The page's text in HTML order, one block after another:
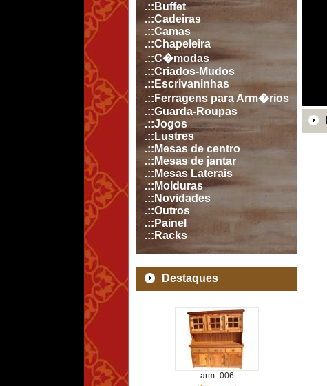
.::Buffet
.::Cadeiras
.::Camas
.::Chapeleira
.::C�modas
.::Criados-Mudos
.::Escrivaninhas
.::Ferragens para Arm�rios
.::Guarda-Roupas
.::Jogos
.::Lustres
.::Mesas de centro
.::Mesas de jantar
.::Mesas Laterais
.::Molduras
.::Novidades
.::Outros
.::Painel
.::Racks
Destaques
arm_006